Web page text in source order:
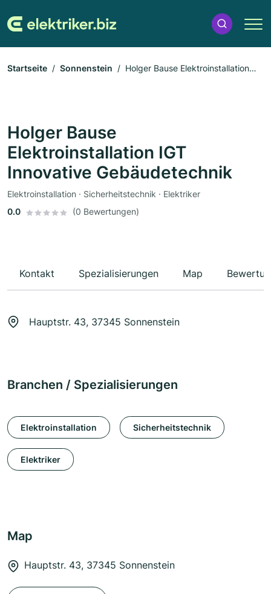
Startseite Sonnenstein
Holger Bause Elektroinstallation
Holger Bause
Elektroinstallation IGT
Innovative Gebäudetechnik
Elektroinstallation · Sicherheitstechnik · Elektriker
0.0
(0 Bewertungen)
Kontakt Spezialisierungen Map
Hauptstr. 43, 37345 Sonnenstein
Branchen / Spezialisierungen
Elektroinstallation Sicherheitstechnik
Elektriker
Map
Hauptstr. 43, 37345 Sonnenstein